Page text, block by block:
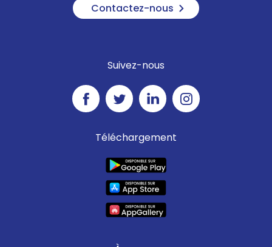
Contactez-nous
Suivez-nous
Téléchargement